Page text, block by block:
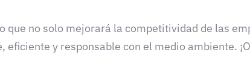
no solo mejorará la competitividad de las
y responsable con el medio ambiente.